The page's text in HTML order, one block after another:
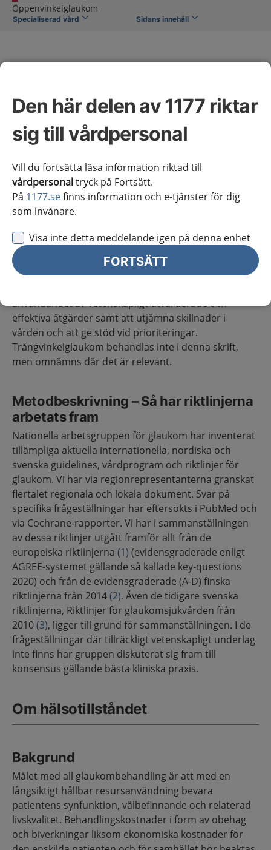
Den här delen av 1177 riktar
sig till vårdpersonal
Vill du fortsätta läsa information riktad till
vårdpersonaltryck på Fortsätt.
På 1177.sefinns information och e-tjänster för dig
som invånare.
Visa inte detta meddelande igen på denna enhet
FORTSÄTT
Öppenvinkelglaukom
Specialiserad vård Sidans innehåll
Öppenvinkelglaukom
Omfattning av kunskapsstödet
Syfte
Dessa riktlinjer utgör en kortfattad vägledning för hur
primärt öppenvinkelglaukom, exfoliationsglaukom
och pigmentglaukom kan diagnostiseras, behandlas
och följas upp. Syftet är att nationellt sprida
användandet av vetenskapligt utvärderade och
effektiva åtgärder samt att utjämna skillnader i
vården och att ge stöd vid prioriteringar.
Trångvinkelglaukom behandlas inte i denna skrift,
men omnämns där det är relevant.
Metodbeskrivning – Så har riktlinjerna
arbetats fram
Nationella arbetsgruppen för glaukom har inventerat
tillämpliga aktuella internationella, nordiska och
svenska guidelines, vårdprogram och riktlinjer för
glaukom. Vi har via regionrepresentanterna granskat
flertalet regionala och lokala dokument. Svar på
specifika frågeställningar har eftersökts i PubMed och
via Cochrane-rapporter. Vi har i sammanställningen
av dessa riktlinjer utgått framför allt från de
europeiska riktlinjerna (1) (evidensgraderade enligt
AGREE-systemet gällande så kallade key-questions
2020) och från de evidensgraderade (A-D) finska
riktlinjerna från 2014(2). Även de tidigare svenska
riktlinjerna, Riktlinjer för glaukomsjukvården från
2010(3), ligger till grund för sammanställningen. I de
frågeställningar där tillräckligt vetenskapligt underlag
inte finns har gruppen diskuterat sig fram till
konsensus gällande bästa kliniska praxis.
Om hälsotillståndet
Bakgrund
Målet med all glaukombehandling är att med en
långsiktigt hållbar resursanvändning bevara
patientens synfunktion, välbefinnande och relaterad
livskvalitet. Behandlings­kostnader i form av obehag
och biverkningar liksom ekonomiska kostnader för